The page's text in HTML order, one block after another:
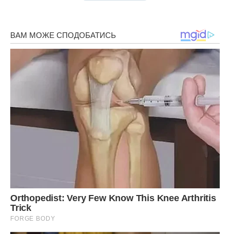
діло? Ледь виживають на ці зарплати. Кашу та картоплю
їдять. Тижнями. Або оладки.
– Ми любимо млинці з ікоркою. А ви з варенням. Дивина!
— дивувалася Марта Василівна.